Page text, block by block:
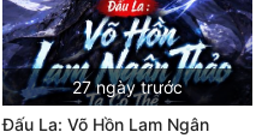
27 ngày trước
Đấu La: Võ Hồn Lam Ngân